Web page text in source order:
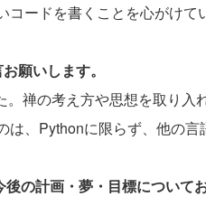
ードを書くことを心がけて
願いします。
禅の考え方や思想を取り
、Pythonに限らず、他の言
の計画・夢・目標について